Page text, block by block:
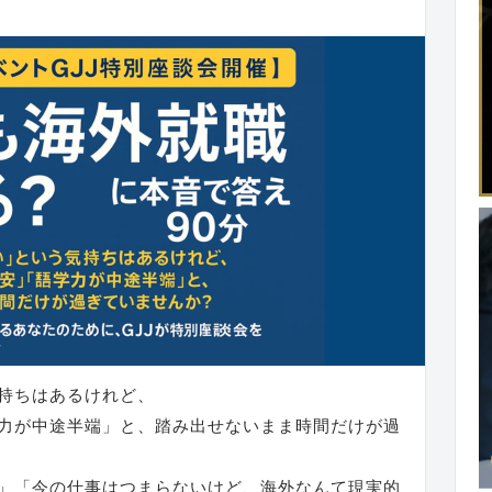
ちはあるけれど、
が中途半端」と、踏み出せないまま時間だけが過
「今の仕事はつまらないけど、海外なんて現実的